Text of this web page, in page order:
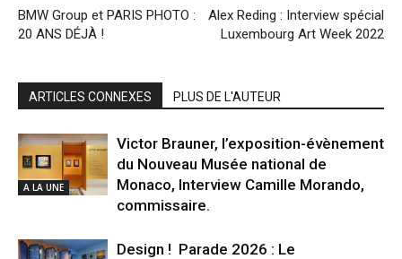
BMW Group et PARIS PHOTO :
20 ANS DÉJÀ !
Alex Reding : Interview spécial
Luxembourg Art Week 2022
ARTICLES CONNEXES PLUS DE L'AUTEUR
A LA UNE
Victor Brauner, l’exposition-évènement
du Nouveau Musée national de
Monaco, Interview Camille Morando,
commissaire.
Design ! Parade 2026 : Le